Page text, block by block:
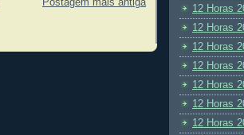
Postagem mais antiga
12 Horas
12 Horas
12 Horas
12 Horas
12 Horas
12 Horas
12 Horas